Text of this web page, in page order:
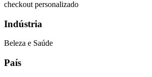
checkout personalizado
Indústria
Beleza e Saúde
País